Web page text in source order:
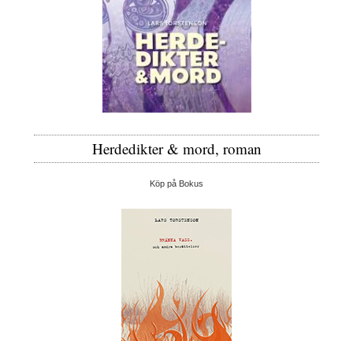
Herdedikter & mord, roman
Köp på Bokus